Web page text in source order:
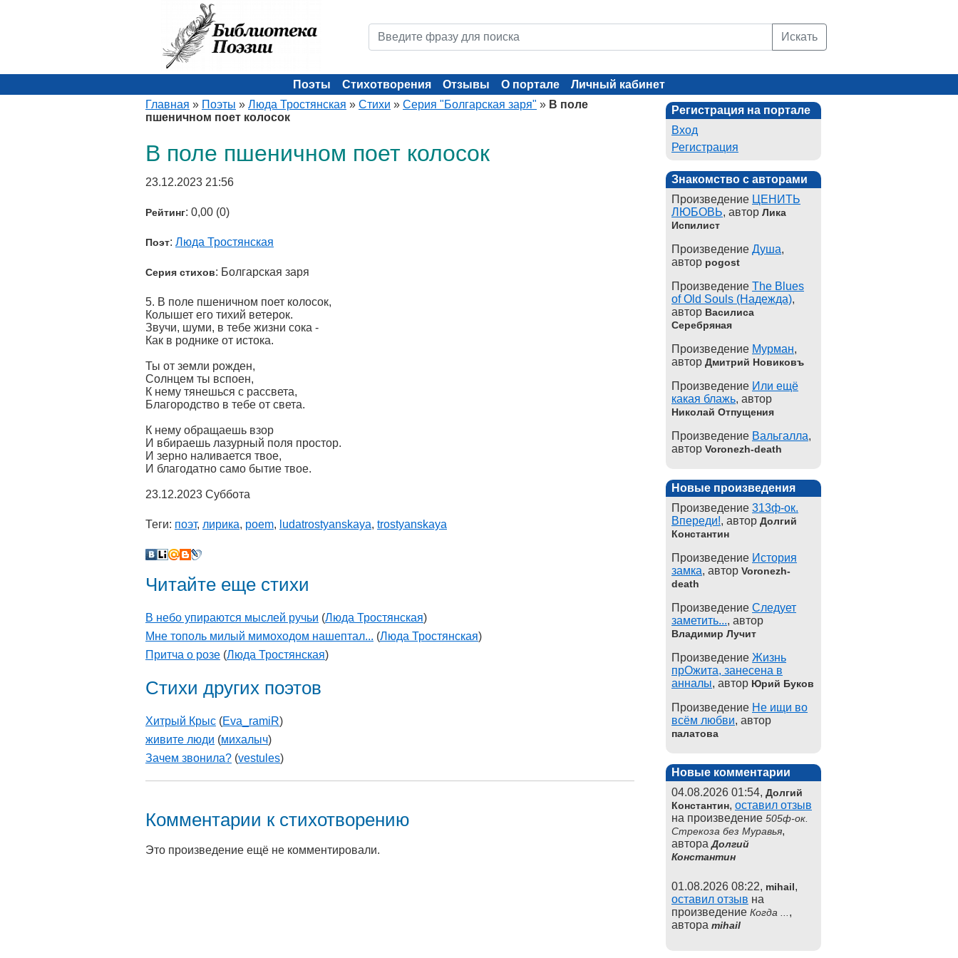
Искать
Поэты Стихотворения Отзывы О портале
Личный кабинет
Главная » Поэты » Люда Тростянская » Стихи » Серия "Болгарская заря" » В поле
пшеничном поет колосок
В поле пшеничном поет колосок
23.12.2023 21:56
Рейтинг: 0,00 (0)
Поэт: Люда Тростянская
Серия стихов: Болгарская заря
5. В поле пшеничном поет колосок,
Колышет его тихий ветерок.
Звучи, шуми, в тебе жизни сока -
Как в роднике от истока.
Ты от земли рожден,
Солнцем ты вспоен,
К нему тянешься с рассвета,
Благородство в тебе от света.
К нему обращаешь взор
И вбираешь лазурный поля простор.
И зерно наливается твое,
И благодатно само бытие твое.
23.12.2023 Суббота
Теги: поэт, лирика, poem, ludatrostyanskaya, trostyanskaya
Читайте еще стихи
В небо упираются мыслей ручьи (Люда Тростянская)
Мне тополь милый мимоходом нашептал... (Люда Тростянская)
Притча о розе (Люда Тростянская)
Стихи других поэтов
Хитрый Крыс (Eva_ramiR)
живите люди (михалыч)
Зачем звонила? (vestules)
Комментарии к стихотворению
Это произведение ещё не комментировали.
Регистрация на портале
Вход
Регистрация
Знакомство с авторами
Произведение ЦЕНИТЬ
ЛЮБОВЬ, автор Лика
Испилист
Произведение Душа,
автор pogost
Произведение The Blues
of Old Souls (Надежда),
автор Василиса
Серебряная
Произведение Мурман,
автор Дмитрий Новиковъ
Произведение Или ещё
какая блажь, автор
Николай Отпущения
Произведение Вальгалла,
автор Voronezh-death
Новые произведения
Произведение 313ф-ок.
Впереди!, автор Долгий
Константин
Произведение История
замка, автор Voronezh-
death
Произведение Следует
заметить..., автор
Владимир Лучит
Произведение Жизнь
прОжита, занесена в
анналы, автор Юрий Буков
Произведение Не ищи во
всём любви, автор
палатова
Новые комментарии
04.08.2026 01:54, Долгий
Константин, оставил отзыв
на произведение 505ф-ок.
Стрекоза без Муравья,
автораДолгий
Константин
01.08.2026 08:22, mihail,
оставил отзыв на
произведение Когда ... ,
автора mihail